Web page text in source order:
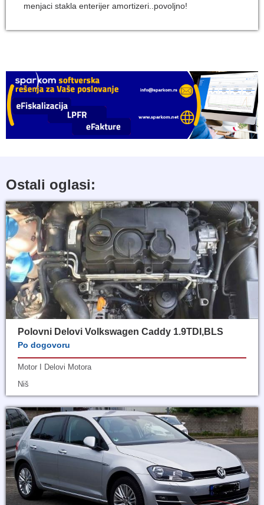
menjaci stakla enterijer amortizeri..povoljno!
Ostali oglasi:
Polovni Delovi Volkswagen Caddy 1.9TDI,BLS
Po dogovoru
Motor I Delovi Motora
Niš